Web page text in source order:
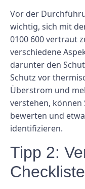
Vor der
wichtig, sich mit
0100 600 vertraut
verschiedene
darunter den
Schutz vor
Überstrom und
verstehen, können
bewerten und
identifizieren.
Tipp 2:
Checkliste